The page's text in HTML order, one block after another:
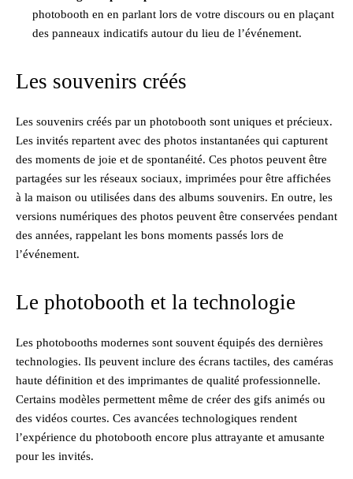
photobooth en en parlant lors de votre discours ou en plaçant
des panneaux indicatifs autour du lieu de l’événement.
Les souvenirs créés
Les souvenirs créés par un photobooth sont uniques et précieux.
Les invités repartent avec des photos instantanées qui capturent
des moments de joie et de spontanéité. Ces photos peuvent être
partagées sur les réseaux sociaux, imprimées pour être affichées
à la maison ou utilisées dans des albums souvenirs. En outre, les
versions numériques des photos peuvent être conservées pendant
des années, rappelant les bons moments passés lors de
l’événement.
Le photobooth et la technologie
Les photobooths modernes sont souvent équipés des dernières
technologies. Ils peuvent inclure des écrans tactiles, des caméras
haute définition et des imprimantes de qualité professionnelle.
Certains modèles permettent même de créer des gifs animés ou
des vidéos courtes. Ces avancées technologiques rendent
l’expérience du photobooth encore plus attrayante et amusante
pour les invités.